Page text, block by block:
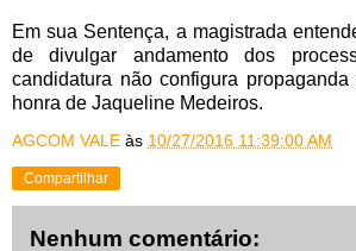
Em sua Sentença, a magistrada
de divulgar andamento dos
candidatura não configura
honra de Jaqueline Medeiros.
AGCOM VALE às 10/27/2016 11:39:00 AM
Compartilhar
Nenhum comentário: